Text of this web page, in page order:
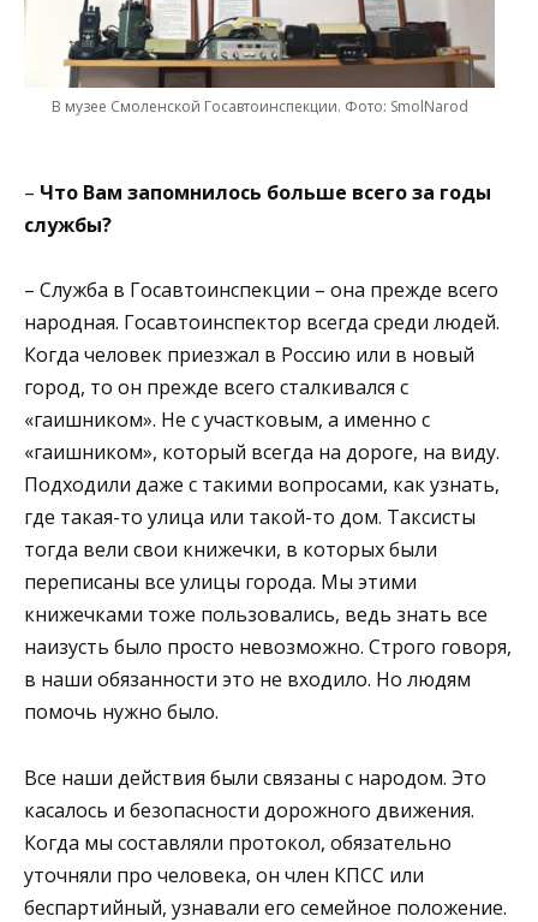
В музее Смоленской Госавтоинспекции. Фото: SmolNarod
– Что Вам запомнилось больше всего за годы
службы?
– Служба в Госавтоинспекции – она прежде всего
народная. Госавтоинспектор всегда среди людей.
Когда человек приезжал в Россию или в новый
город, то он прежде всего сталкивался с
«гаишником». Не с участковым, а именно с
«гаишником», который всегда на дороге, на виду.
Подходили даже с такими вопросами, как узнать,
где такая-то улица или такой-то дом. Таксисты
тогда вели свои книжечки, в которых были
переписаны все улицы города. Мы этими
книжечками тоже пользовались, ведь знать все
наизусть было просто невозможно. Строго говоря,
в наши обязанности это не входило. Но людям
помочь нужно было.
Все наши действия были связаны с народом. Это
касалось и безопасности дорожного движения.
Когда мы составляли протокол, обязательно
уточняли про человека, он член КПСС или
беспартийный, узнавали его семейное положение.